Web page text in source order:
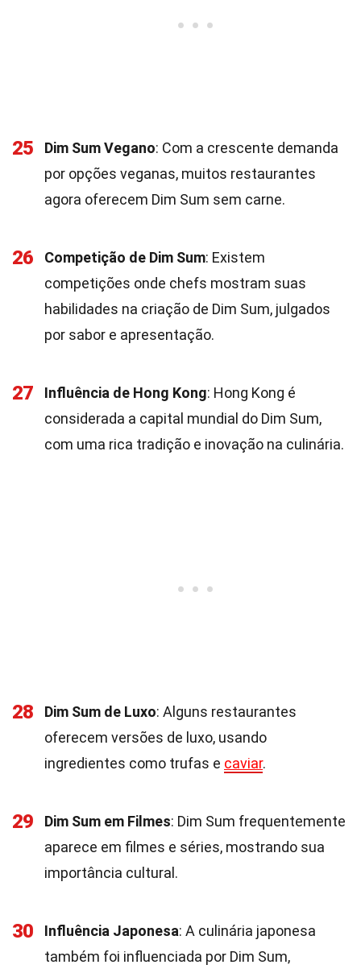
25 Dim Sum Vegano: Com a crescente demanda
por opções veganas, muitos restaurantes
agora oferecem Dim Sum sem carne.
26 Competição de Dim Sum: Existem
competições onde chefs mostram suas
habilidades na criação de Dim Sum, julgados
por sabor e apresentação.
27 Influência de Hong Kong: Hong Kong é
considerada a capital mundial do Dim Sum,
com uma rica tradição e inovação na culinária.
28 Dim Sum de Luxo: Alguns restaurantes
oferecem versões de luxo, usando
ingredientes como trufas e caviar.
29 Dim Sum em Filmes: Dim Sum frequentemente
aparece em filmes e séries, mostrando sua
importância cultural.
30 Influência Japonesa: A culinária japonesa
também foi influenciada por Dim Sum,